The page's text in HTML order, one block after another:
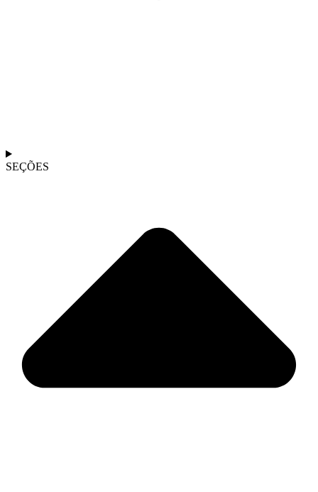
SEÇÕES